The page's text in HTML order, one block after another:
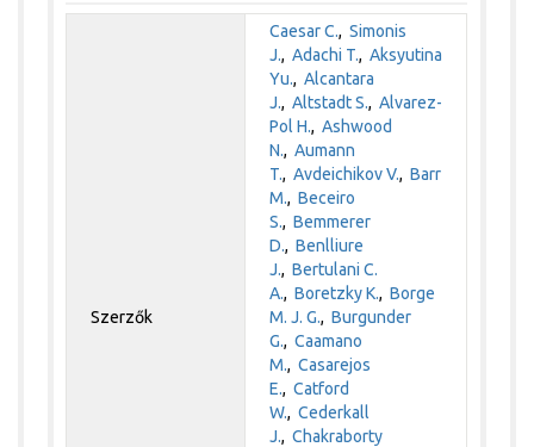
Szerzők
Caesar C.,Simonis
J.,Adachi T.,Aksyutina
Yu.,Alcantara
J.,Altstadt S.,Alvarez-
Pol H.,Ashwood
N.,Aumann
T.,Avdeichikov V.,Barr
M.,Beceiro
S.,Bemmerer
D.,Benlliure
J.,Bertulani C.
A.,Boretzky K.,Borge
M. J. G.,Burgunder
G.,Caamano
M.,Casarejos
E.,Catford
W.,Cederkall
J.,Chakraborty